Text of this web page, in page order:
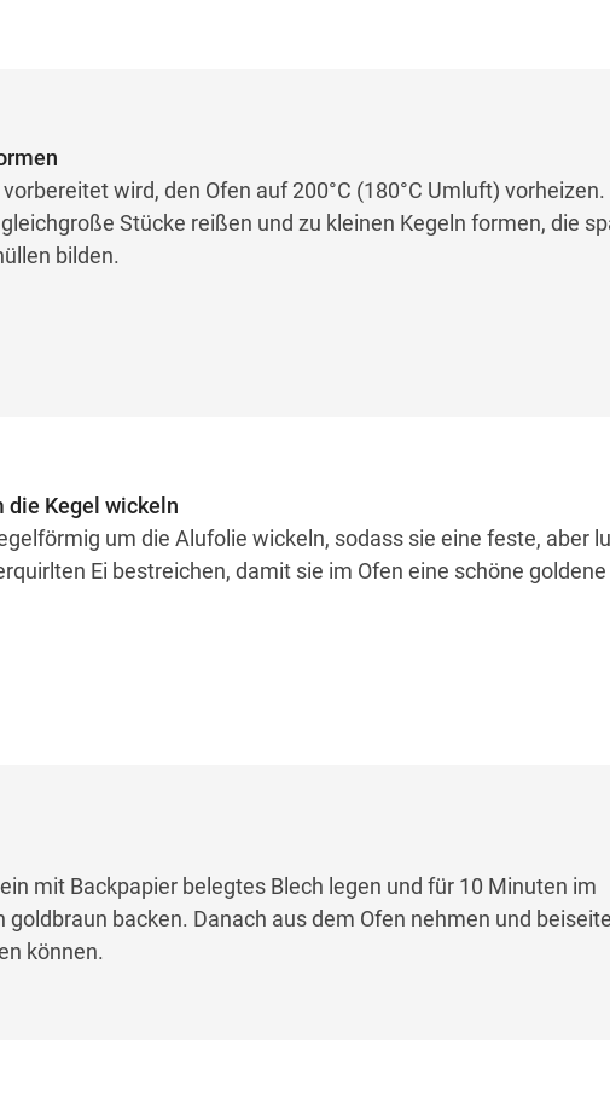
wird, den Ofen auf 200°C (180°C Umluft) vorheizen.
Stücke reißen und zu kleinen Kegeln formen, die
bilden.
die Kegel wickeln
um die Alufolie wickeln, sodass sie eine feste, aber
Ei bestreichen, damit sie im Ofen eine schöne goldene
mit Backpapier belegtes Blech legen und für 10 Minuten im
goldbraun backen. Danach aus dem Ofen nehmen und
können.